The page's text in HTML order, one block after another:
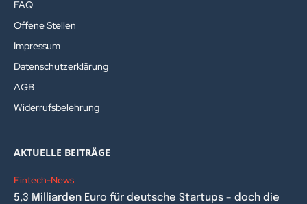
FAQ
Offene Stellen
Impressum
Datenschutzerklärung
AGB
Widerrufsbelehrung
AKTUELLE BEITRÄGE
Fintech-News
5,3 Milliarden Euro für deutsche Startups – doch die